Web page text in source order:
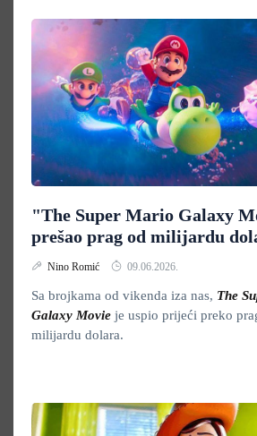
"The Super Mario Galaxy
prešao prag od milijardu
Nino Romić 09.06.2026.
Sa brojkama od vikenda iza nas, The
Galaxy Movie je uspio prijeći preko
milijardu dolara.